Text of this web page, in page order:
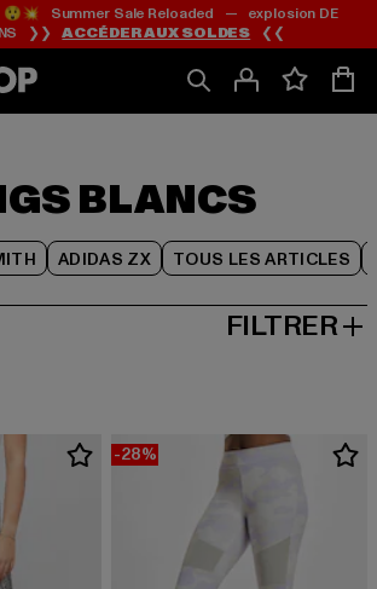
Passer
au
Passer
au
de
Summer Sale Reloaded — explosion DE
❯❯ACCÉDER AUX SOLDES ❮❮
BLANCS
ADIDAS ZX TOUS LES ARTICLES
Passer
au
de
VENTES FILTRER
-28%